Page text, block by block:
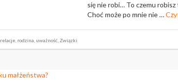
się nie robi… To czemu
Choć może po mnie nie …
relacje rodzina uważność Związki